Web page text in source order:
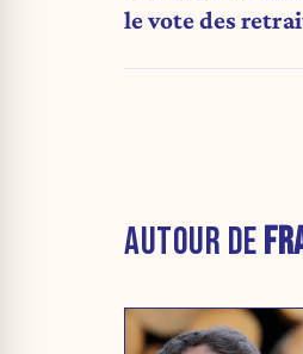
le vote des
AUTOUR DE